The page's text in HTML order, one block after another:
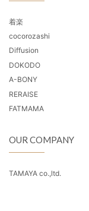
着楽
cocorozashi
Diffusion
DOKODO
A-BONY
RERAISE
FATMAMA
OUR COMPANY
TAMAYA co.,ltd.